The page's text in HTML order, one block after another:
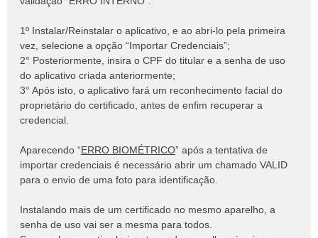
1º Instalar/Reinstalar o aplicativo, e ao abri-lo pela primeira
vez, selecione a opção “Importar Credenciais”;
2° Posteriormente, insira o CPF do titular e a senha de uso
do aplicativo criada anteriormente;
3° Após isto, o aplicativo fará um reconhecimento facial do
proprietário do certificado, antes de enfim recuperar a
credencial.
Aparecendo “ERRO BIOMÉTRICO” após a tentativa de
importar credenciais é necessário abrir um chamado VALID
para o envio de uma foto para identificação.
Instalando mais de um certificado no mesmo aparelho, a
senha de uso vai ser a mesma para todos.